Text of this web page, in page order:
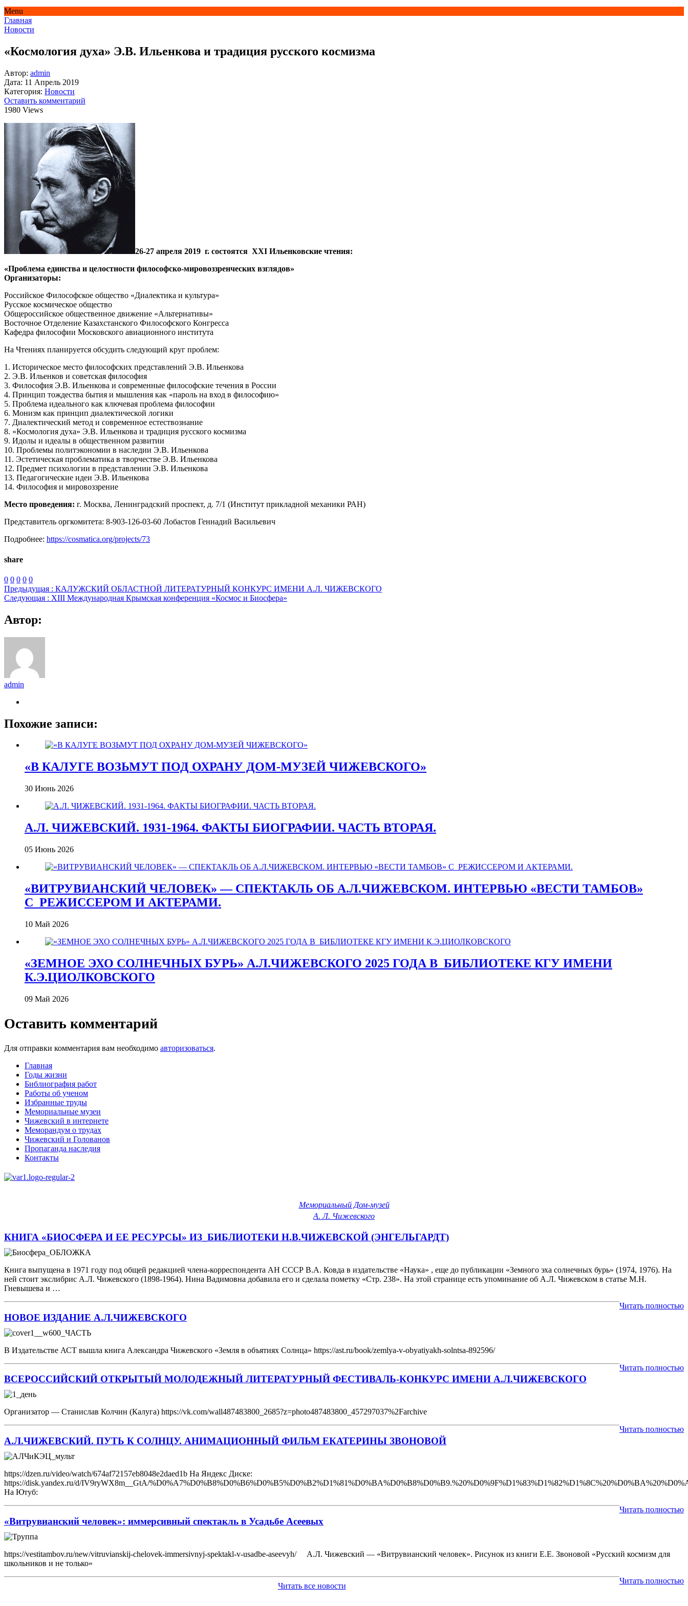
Menu
Главная
Новости
«Космология духа» Э.В. Ильенкова и традиция русского космизма
Автор: admin
Дата: 11 Апрель 2019
Категория: Новости
Оставить комментарий
1980 Views
26-27 апреля 2019 г. соcтоятся XXI Ильенковские чтения:
«Проблема единства и целостности философско-мировоззренческих взглядов»
Организаторы:
Российское Философское общество «Диалектика и культура»
Русское космическое общество
Общероссийское общественное движение «Альтернативы»
Восточное Отделение Казахстанского Философского Конгресса
Кафедра философии Московского авиационного института
На Чтениях планируется обсудить следующий круг проблем:
1. Историческое место философских представлений Э.В. Ильенкова
2. Э.В. Ильенков и советская философия
3. Философия Э.В. Ильенкова и современные философские течения в России
4. Принцип тождества бытия и мышления как «пароль на вход в философию»
5. Проблема идеального как ключевая проблема философии
6. Монизм как принцип диалектической логики
7. Диалектический метод и современное естествознание
8. «Космология духа» Э.В. Ильенкова и традиция русского космизма
9. Идолы и идеалы в общественном развитии
10. Проблемы политэкономии в наследии Э.В. Ильенкова
11. Эстетическая проблематика в творчестве Э.В. Ильенкова
12. Предмет психологии в представлении Э.В. Ильенкова
13. Педагогические идеи Э.В. Ильенкова
14. Философия и мировоззрение
Место проведения: г. Москва, Ленинградский проспект, д. 7/1 (Институт прикладной механики РАН)
Представитель оргкомитета: 8-903-126-03-60 Лобастов Геннадий Васильевич
Подробнее: https://cosmatica.org/projects/73
share
0 0 0 0 0
Предыдущая : КАЛУЖСКИЙ ОБЛАСТНОЙ ЛИТЕРАТУРНЫЙ КОНКУРС ИМЕНИ А.Л. ЧИЖЕВСКОГО
Следующая : XІІI Международная Крымская конференция «Космос и Биосфера»
Автор:
admin
Похожие записи:
«В КАЛУГЕ ВОЗЬМУТ ПОД ОХРАНУ ДОМ-МУЗЕЙ ЧИЖЕВСКОГО»
30 Июнь 2026
А.Л. ЧИЖЕВСКИЙ. 1931-1964. ФАКТЫ БИОГРАФИИ. ЧАСТЬ ВТОРАЯ.
05 Июнь 2026
«ВИТРУВИАНСКИЙ ЧЕЛОВЕК» — СПЕКТАКЛЬ ОБ А.Л.ЧИЖЕВСКОМ. ИНТЕРВЬЮ «ВЕСТИ ТАМБОВ»
С_РЕЖИССЕРОМ И АКТЕРАМИ.
10 Май 2026
«ЗЕМНОЕ ЭХО СОЛНЕЧНЫХ БУРЬ» А.Л.ЧИЖЕВСКОГО 2025 ГОДА В_БИБЛИОТЕКЕ КГУ ИМЕНИ
К.Э.ЦИОЛКОВСКОГО
09 Май 2026
Оставить комментарий
Для отправки комментария вам необходимо авторизоваться.
Главная
Годы жизни
Библиография работ
Работы об ученом
Избранные труды
Мемориальные музеи
Чижевский в интернете
Меморандум о трудах
Чижевский и Голованов
Пропаганда наследия
Контакты
Мемориальный Дом-музей
А. Л. Чижевского
КНИГА «БИОСФЕРА И ЕЕ РЕСУРСЫ» ИЗ_БИБЛИОТЕКИ Н.В.ЧИЖЕВСКОЙ (ЭНГЕЛЬГАРДТ)
Книга выпущена в 1971 году под общей редакцией члена-корреспондента АН СССР В.А. Ковда в издательстве «Наука» , еще до публикации «Земного эха солнечных бурь» (1974, 1976). На
ней стоит экслибрис А.Л. Чижевского (1898-1964). Нина Вадимовна добавила его и сделала пометку «Стр. 238». На этой странице есть упоминание об А.Л. Чижевском в статье М.Н.
Гневышева и …
Читать полностью
НОВОЕ ИЗДАНИЕ А.Л.ЧИЖЕВСКОГО
В Издательстве АСТ вышла книга Александра Чижевского «Земля в объятиях Солнца» https://ast.ru/book/zemlya-v-obyatiyakh-solntsa-892596/
Читать полностью
ВСЕРОССИЙСКИЙ ОТКРЫТЫЙ МОЛОДЕЖНЫЙ ЛИТЕРАТУРНЫЙ ФЕСТИВАЛЬ-КОНКУРС ИМЕНИ А.Л.ЧИЖЕВСКОГО
Организатор — Станислав Колчин (Калуга) https://vk.com/wall487483800_2685?z=photo487483800_457297037%2Farchive
Читать полностью
А.Л.ЧИЖЕВСКИЙ. ПУТЬ К СОЛНЦУ. АНИМАЦИОННЫЙ ФИЛЬМ ЕКАТЕРИНЫ ЗВОНОВОЙ
https://dzen.ru/video/watch/674af72157eb8048e2daed1b На Яндекс Диске:
https://disk.yandex.ru/d/IV9ryWX8m__GtA/
На Ютуб:
Читать полностью
«Витрувианский человек»: иммерсивный спектакль в Усадьбе Асеевых
https://vestitambov.ru/new/vitruvianskij-chelovek-immersivnyj-spektakl-v-usadbe-aseevyh/ А.Л. Чижевский — «Витрувианский человек». Рисунок из книги Е.Е. Звоновой «Русский космизм для
школьников и не только»
Читать полностью
Читать все новости